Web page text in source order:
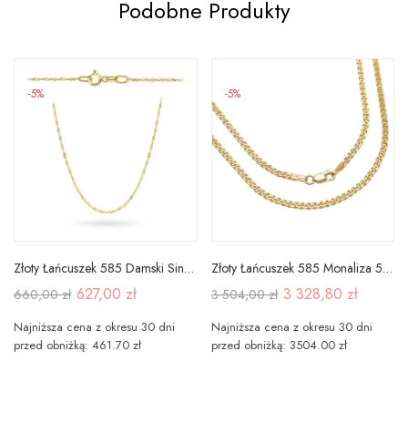
Podobne Produkty
-5%
Złoty Łańcuszek 585 Damski Singapur 42cm
660,00 zł 627,00 zł
Najniższa cena z okresu 30 dni
przed obniżką: 461.70 zł
-5%
Złoty Łańcuszek 585 Monaliza 50cm Pełne Złoto
3 504,00 zł 3 328,80 zł
Najniższa cena z okresu 30 dni
przed obniżką: 3504.00 zł